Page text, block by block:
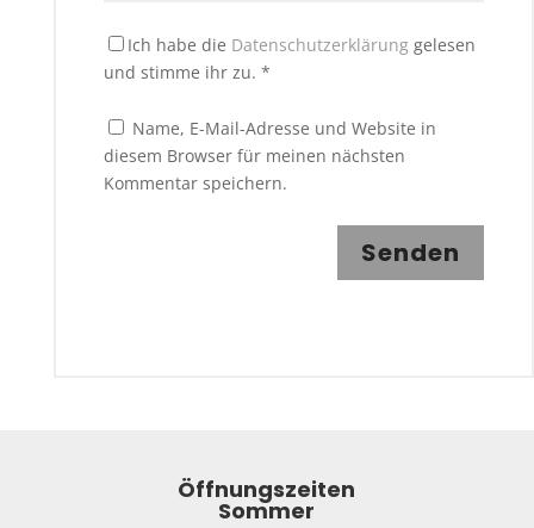
Ich habe die Datenschutzerklärunggelesen
und stimme ihr zu. *
Name, E-Mail-Adresse und Website in
diesem Browser für meinen nächsten
Kommentar speichern.
Senden
Öffnungszeiten
Sommer